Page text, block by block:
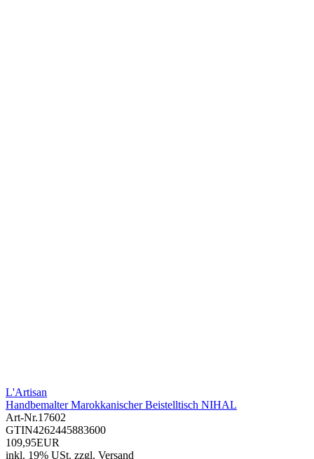
L'Artisan
Handbemalter Marokkanischer Beistelltisch NIHAL
Art-Nr.17602
GTIN4262445883600
109,95EUR
inkl. 19% USt. zzgl. Versand